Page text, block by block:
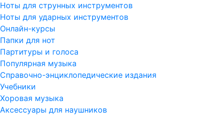
Ноты для струнных инструментов
Ноты для ударных инструментов
Онлайн-курсы
Папки для нот
Партитуры и голоса
Популярная музыка
Справочно-энциклопедические издания
Учебники
Хоровая музыка
Аксессуары для наушников